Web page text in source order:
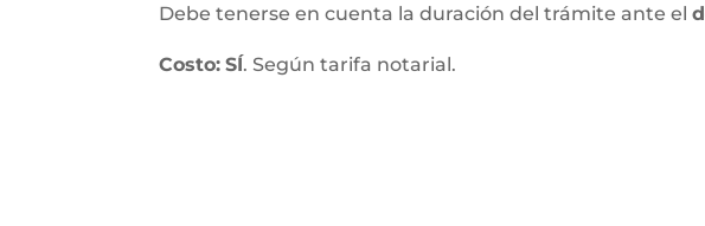
Debe tenerse en cuenta la duración del trámite ante el
Costo: SÍ. Según tarifa notarial.